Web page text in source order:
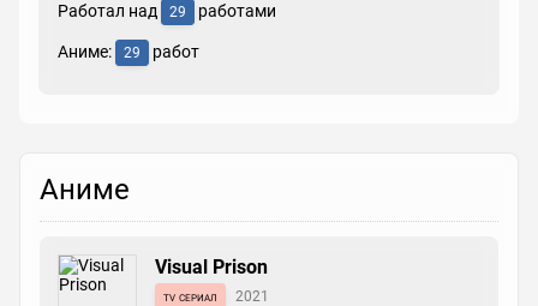
Работал над 29 работами
Аниме: 29 работ
Аниме
Visual Prison
tv сериал 2021